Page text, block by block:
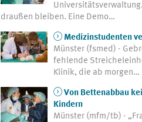
draußen bleiben. Eine Demo…
Medizinstudenten
Münster (fsmed) -
fehlende
Klinik, die ab morgen…
Von Bettenabbau
Kindern
Münster (mfm/tb) -